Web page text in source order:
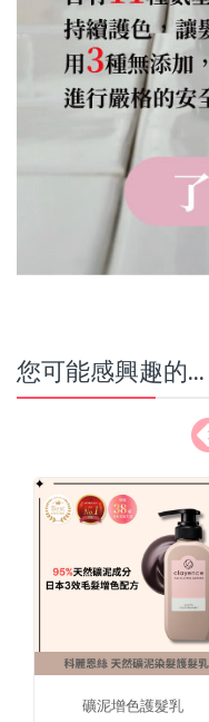
您可能感興趣的...
礦泥增色護髮乳